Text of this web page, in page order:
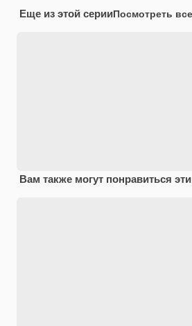
Еще из этой серииПосмотреть все
Вам также могут понравиться